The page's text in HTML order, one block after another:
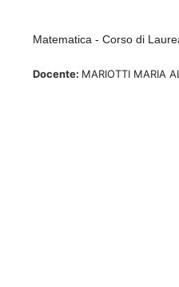
Matematica - Corso di
Docente: MARIOTTI MARIA